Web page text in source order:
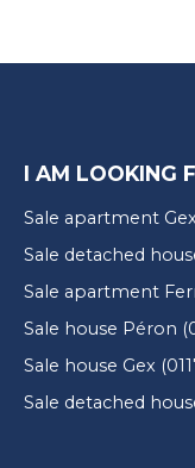
I AM LOOKING
Sale apartment
Sale detached
Sale apartment
Sale house Péron
Sale house Gex
Sale detached